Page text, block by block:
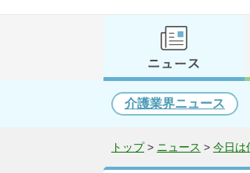
介護業界ニュース
トップ> ニュース > 今日は